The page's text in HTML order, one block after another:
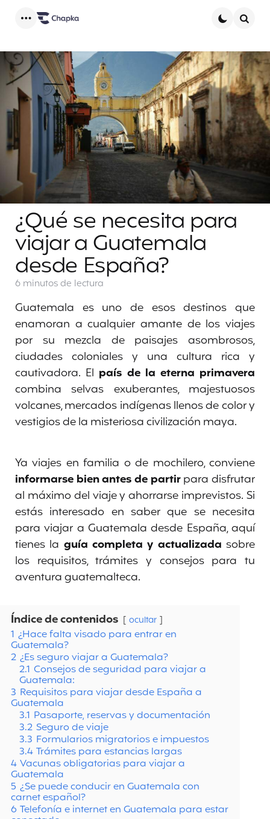
¿Qué se necesita para
viajar a Guatemala
desde España?
6 minutosde lectura
Guatemala es uno de esos destinos que
enamoran a cualquier amante de los viajes
por su mezcla de paisajes asombrosos,
ciudades coloniales y una cultura rica y
cautivadora. El país de la eterna primavera
combina selvas exuberantes, majestuosos
volcanes, mercados indígenas llenos de color y
vestigios de la misteriosa civilización maya.
Ya viajes en familia o de mochilero, conviene
informarse bien antes de partirpara disfrutar
al máximo del viaje y ahorrarse imprevistos. Si
estás interesado en saber que se necesita
para viajar a Guatemala desde España, aquí
tienes la guía completa y actualizada sobre
los requisitos, trámites y consejos para tu
aventura guatemalteca.
Índice de contenidos ocultar
1 ¿Hace falta visado para entrar en
Guatemala?
2 ¿Es seguro viajar a Guatemala?
2.1 Consejos de seguridad para viajar a
Guatemala:
3 Requisitos para viajar desde España a
Guatemala
3.1 Pasaporte, reservas y documentación
3.2 Seguro de viaje
3.3 Formularios migratorios e impuestos
3.4 Trámites para estancias largas
4 Vacunas obligatorias para viajar a
Guatemala
5 ¿Se puede conducir en Guatemala con
carnet español?
6 Telefonía e internet en Guatemala para estar